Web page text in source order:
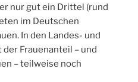
nur gut ein Drittel (rund
im Deutschen
In den Landes- und
Frauenanteil – und
– teilweise noch